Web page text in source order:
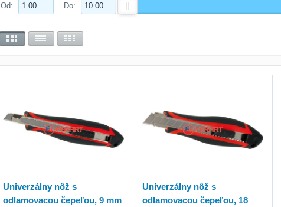
Od: Do:
Univerzálny nôž s
odlamovacou čepeľou, 9 mm
Univerzálny nôž s
odlamovacou čepeľou, 18